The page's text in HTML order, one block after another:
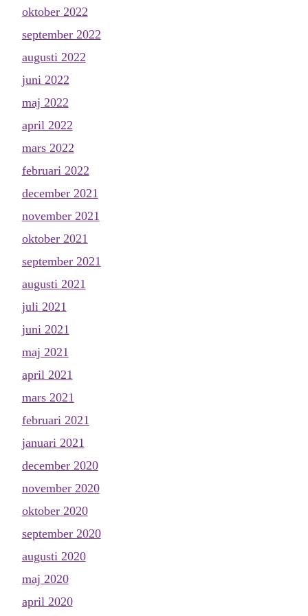
oktober 2022
september 2022
augusti 2022
juni 2022
maj 2022
april 2022
mars 2022
februari 2022
december 2021
november 2021
oktober 2021
september 2021
augusti 2021
juli 2021
juni 2021
maj 2021
april 2021
mars 2021
februari 2021
januari 2021
december 2020
november 2020
oktober 2020
september 2020
augusti 2020
maj 2020
april 2020